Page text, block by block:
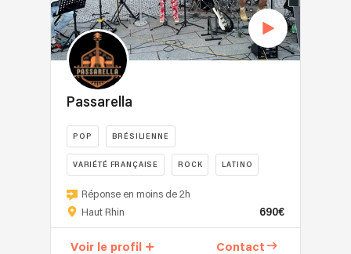
Passarella
POP BRÉSILIENNE
VARIÉTÉ FRANÇAISE ROCK LATINO
✨
Passarella,
Réponse en moins de 2h
Haut Rhin
690€
Voir le profil Contact